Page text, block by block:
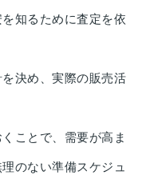
知るために査定を依
決め、実際の販売活
ことで、需要が高ま
のない準備スケジュ